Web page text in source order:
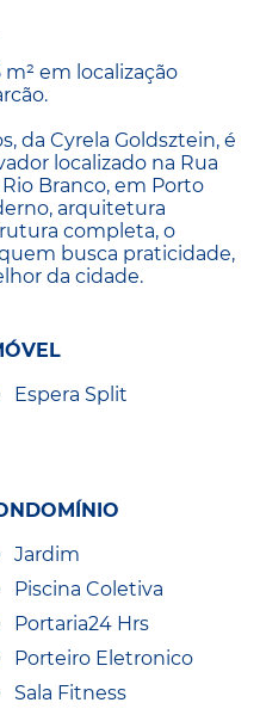
em localização
da Cyrela Goldsztein, é
localizado na Rua
Rio Branco, em Porto
arquitetura
completa, o
busca praticidade,
da cidade.
Espera Split
Jardim
Piscina Coletiva
Portaria24 Hrs
Porteiro Eletronico
Sala Fitness